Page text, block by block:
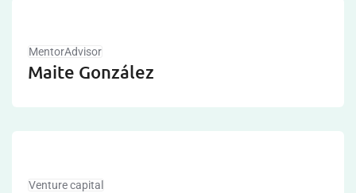
MentorAdvisor
Maite González
Venture capital